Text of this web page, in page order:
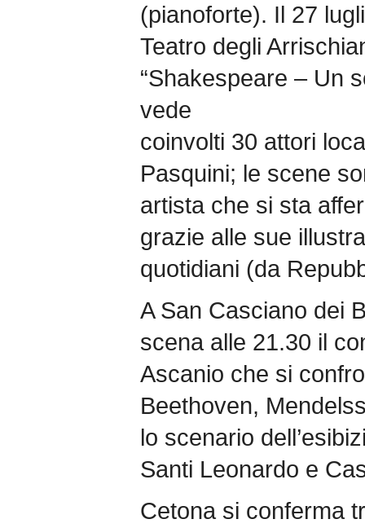
(pianoforte). Il 27
Teatro degli
“Shakespeare – Un
vede
coinvolti 30 attori
Pasquini; le scene
artista che si sta
grazie alle sue
quotidiani (da
A San Casciano dei
scena alle 21.30 il
Ascanio che si
Beethoven,
lo scenario
Santi Leonardo e
Cetona si conferma